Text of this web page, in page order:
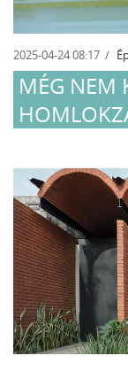
2025-04-24 08:17
MÉG NEM